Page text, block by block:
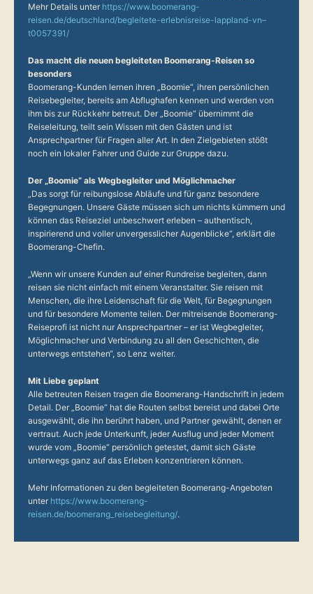
Mehr Details unter https://www.boomerang-
reisen.de/deutschland/begleitete-erlebnisreise-lappland-vn–
t0057391/
Das macht die neuen begleiteten Boomerang-Reisen so
besonders
Boomerang-Kunden lernen ihren „Boomie“, ihren persönlichen
Reisebegleiter, bereits am Abflughafen kennen und werden von
ihm bis zur Rückkehr betreut. Der „Boomie“ übernimmt die
Reiseleitung, teilt sein Wissen mit den Gästen und ist
Ansprechpartner für Fragen aller Art. In den Zielgebieten stößt
noch ein lokaler Fahrer und Guide zur Gruppe dazu.
Der „Boomie“ als Wegbegleiter und Möglichmacher
„Das sorgt für reibungslose Abläufe und für ganz besondere
Begegnungen. Unsere Gäste müssen sich um nichts kümmern und
können das Reiseziel unbeschwert erleben – authentisch,
inspirierend und voller unvergesslicher Augenblicke“, erklärt die
Boomerang-Chefin.
„Wenn wir unsere Kunden auf einer Rundreise begleiten, dann
reisen sie nicht einfach mit einem Veranstalter. Sie reisen mit
Menschen, die ihre Leidenschaft für die Welt, für Begegnungen
und für besondere Momente teilen. Der mitreisende Boomerang-
Reiseprofi ist nicht nur Ansprechpartner – er ist Wegbegleiter,
Möglichmacher und Verbindung zu all den Geschichten, die
unterwegs entstehen“, so Lenz weiter.
Mit Liebe geplant
Alle betreuten Reisen tragen die Boomerang-Handschrift in jedem
Detail. Der „Boomie“ hat die Routen selbst bereist und dabei Orte
ausgewählt, die ihn berührt haben, und Partner gewählt, denen er
vertraut. Auch jede Unterkunft, jeder Ausflug und jeder Moment
wurde vom „Boomie“ persönlich getestet, damit sich Gäste
unterwegs ganz auf das Erleben konzentrieren können.
Mehr Informationen zu den begleiteten Boomerang-Angeboten
unter https://www.boomerang-
reisen.de/boomerang_reisebegleitung/.